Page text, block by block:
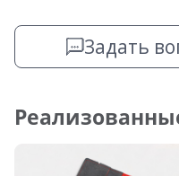
Задать